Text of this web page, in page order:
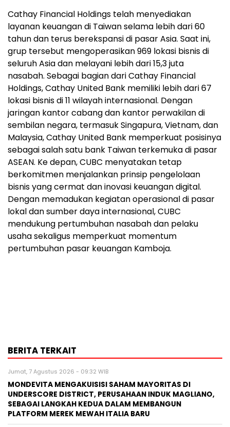
Cathay Financial Holdings telah menyediakan
layanan keuangan di Taiwan selama lebih dari 60
tahun dan terus berekspansi di pasar Asia. Saat ini,
grup tersebut mengoperasikan 969 lokasi bisnis di
seluruh Asia dan melayani lebih dari 15,3 juta
nasabah. Sebagai bagian dari Cathay Financial
Holdings, Cathay United Bank memiliki lebih dari 67
lokasi bisnis di 11 wilayah internasional. Dengan
jaringan kantor cabang dan kantor perwakilan di
sembilan negara, termasuk Singapura, Vietnam, dan
Malaysia, Cathay United Bank memperkuat posisinya
sebagai salah satu bank Taiwan terkemuka di pasar
ASEAN. Ke depan, CUBC menyatakan tetap
berkomitmen menjalankan prinsip pengelolaan
bisnis yang cermat dan inovasi keuangan digital.
Dengan memadukan kegiatan operasional di pasar
lokal dan sumber daya internasional, CUBC
mendukung pertumbuhan nasabah dan pelaku
usaha sekaligus memperkuat momentum
pertumbuhan pasar keuangan Kamboja.
BERITA TERKAIT
Jumat, 7 Agustus 2026 - 09:32 WIB
MONDEVITA MENGAKUISISI SAHAM MAYORITAS DI
UNDERSCORE DISTRICT, PERUSAHAAN INDUK MAGLIANO,
SEBAGAI LANGKAH KEDUA DALAM MEMBANGUN
PLATFORM MEREK MEWAH ITALIA BARU